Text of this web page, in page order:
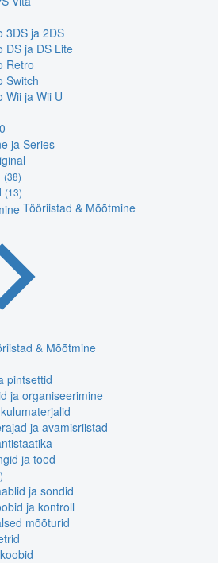
3DS ja 2DS
DS ja DS Lite
Retro
Switch
Wii ja Wii U
ja Series
(38)
(13)
Tööriistad & Mõõtmine
& Mõõtmine
pintsettid
ja organiseerimine
ja avamisriistad
ja toed
ja sondid
ja kontroll
mõõturid